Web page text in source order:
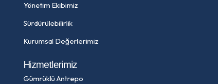
Yönetim Ekibimiz
Sürdürülebilirlik
Kurumsal Değerlerimiz
Hizmetlerimiz
Gümrüklü Antrepo